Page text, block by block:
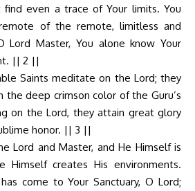
find even a trace of Your limits. You
of the remote, limitless and
Lord Master, You alone know Your
|| 2 ||
Saints meditate on the Lord; they
the deep crimson color of the Guru’s
on the Lord, they attain great glory
honor. || 3 ||
Lord and Master, and He Himself is
Himself creates His environments.
come to Your Sanctuary, O Lord;